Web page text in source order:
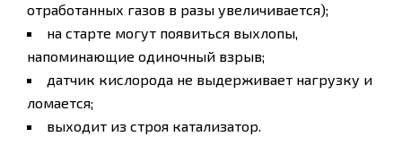
отработанных газов в разы увеличивается);
на старте могут появиться выхлопы,
напоминающие одиночный взрыв;
датчик кислорода не выдерживает нагрузку и
ломается;
выходит из строя катализатор.